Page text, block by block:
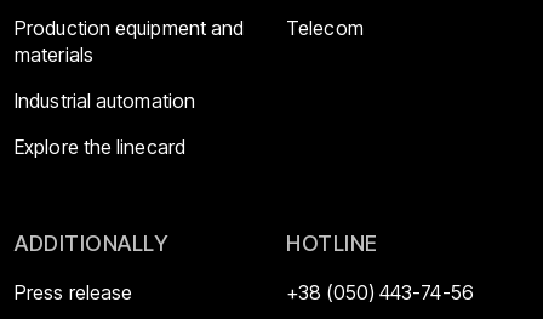
Production equipment and
materials
Industrial automation
Explore the linecard
Telecom
ADDITIONALLY
Press release
HOTLINE
+38 (050) 443-74-56